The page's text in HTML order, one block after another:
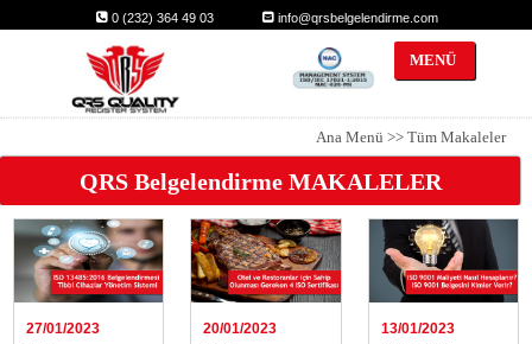
0 (232) 364 49 03 info@qrsbelgelendirme.com
MENÜ
QRS Belgelendirme MAKALELER
27/01/2023 20/01/2023 13/01/2023